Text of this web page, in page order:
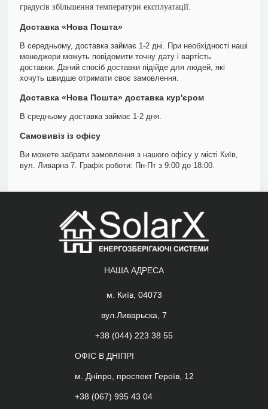
градусів збільшення температури експлуатації.
Доставка «Нова Пошта»
В середньому, доставка займає 1-2 дні. При необхідності наші
менеджери можуть повідомити точну дату і вартість
доставки. Даний спосіб доставки підійде для людей, які
хочуть швидше отримати своє замовлення.
Доставка «Нова Пошта» доставка кур'єром
В средньому доставка займає 1-2 дня.
Самовивіз із офісу
Ви можете забрати замовлення з нашого офісу у місті Київ,
вул. Ливарна 7. Графік роботи: Пн-Пт з 9:00 до 18:00.
НАША АДРЕСА
м. Київ, 04073
вул.Ливарьска, 7
+38 (044) 223 38 55
ОФІС В ДНІПРІ
м. Дніпро, проспект Героїв, 12
+38 (067) 995 43 04